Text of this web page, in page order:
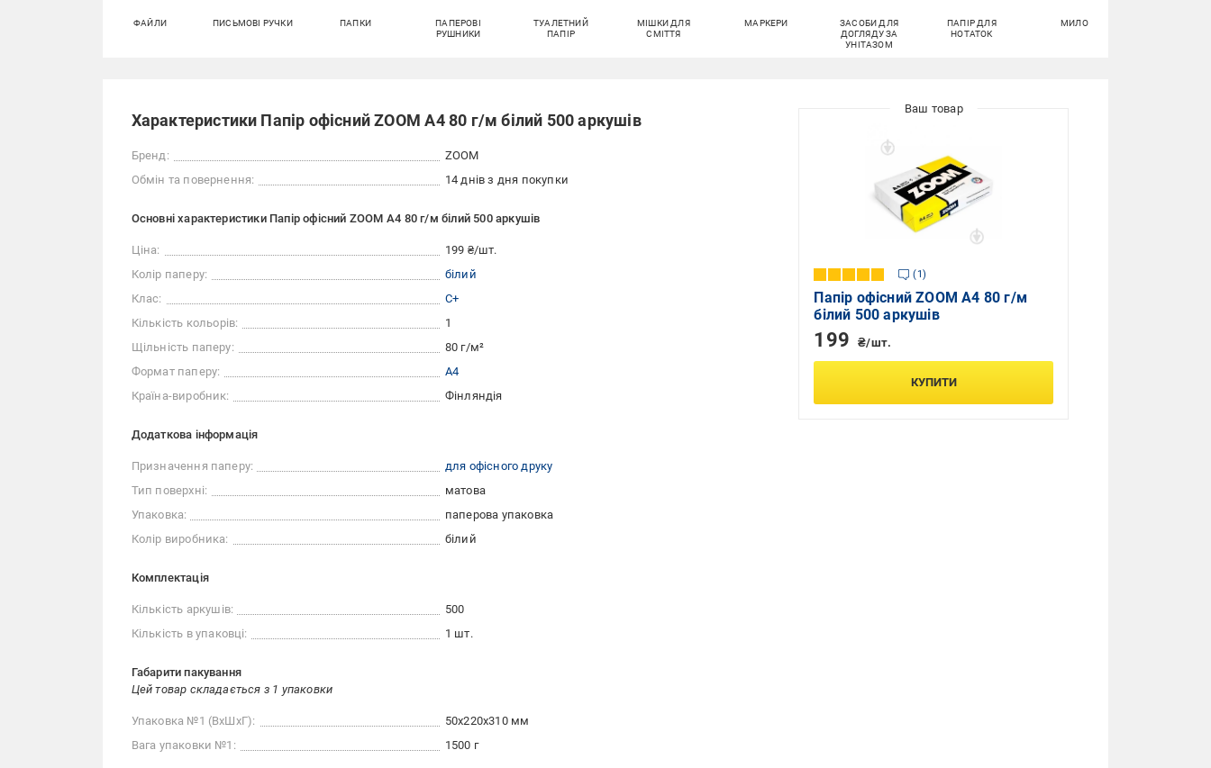
ФАЙЛИ ПИСЬМОВІ РУЧКИ ПАПКИ
ПАПЕРОВІ
РУШНИКИ
ТУАЛЕТНИЙ
ПАПІР
МІШКИ ДЛЯ
СМІТТЯ
МАРКЕРИ
ЗАСОБИ ДЛЯ
ДОГЛЯДУ ЗА
УНІТАЗОМ
ПАПІР ДЛЯ
НОТАТОК
МИЛО
Характеристики Папір офісний ZOOM A4 80 г/м білий 500 аркушів
Бренд:
ZOOM
Обмін та повернення:
14 днів з дня покупки
Основні характеристики Папір офісний ZOOM A4 80 г/м білий 500 аркушів
Ціна:
199 ₴/шт.
Колір паперу:
білий
Клас:
С+
Кількість кольорів:
1
Щільність паперу:
80 г/м²
Формат паперу:
A4
Країна-виробник:
Фінляндія
Додаткова інформація
Призначення паперу:
для офісного друку
Тип поверхні:
матова
Упаковка:
паперова упаковка
Колір виробника:
білий
Комплектація
Кількість аркушів:
500
Кількість в упаковці:
1 шт.
Габарити пакування
Цей товар складається з 1 упаковки
Упаковка №1 (ВхШхГ):
50x220x310 мм
Вага упаковки №1:
1500 г
1
Папір офісний ZOOM A4 80 г/м
білий 500 аркушів
199 ₴/шт.
КУПИТИ